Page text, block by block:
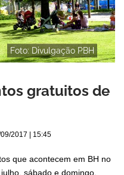
Foto: Divulgação PBH
gratuitos de
2017 | 15:45
que acontecem em BH no
sábado e domingo.